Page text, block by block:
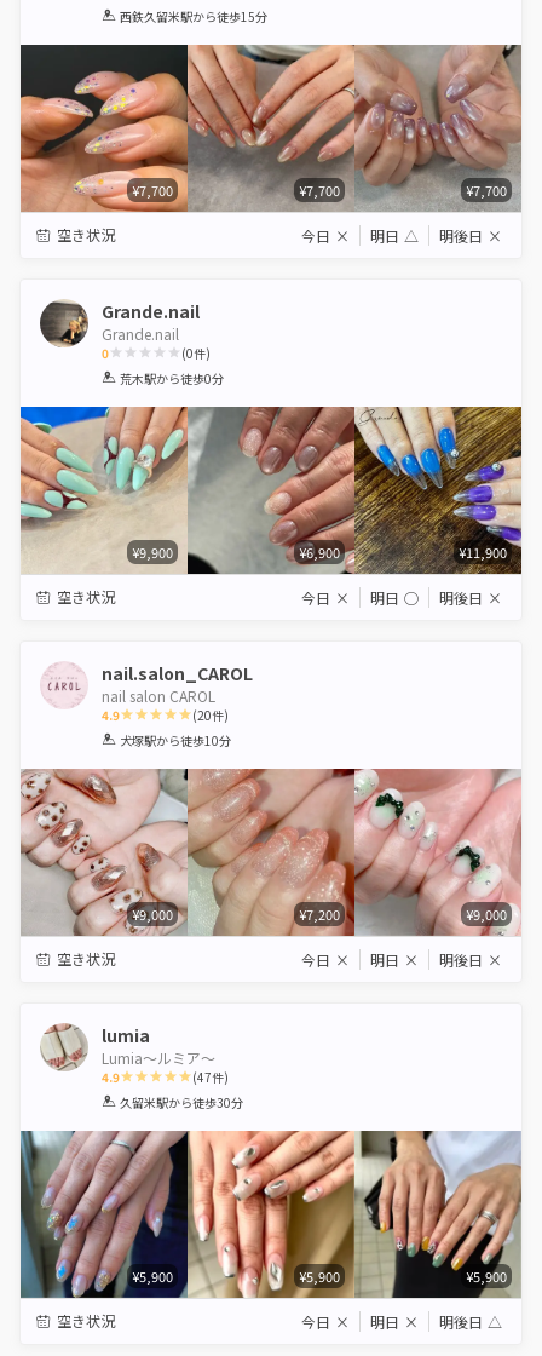
1 2 3 4 5
西鉄久留米駅から徒歩15分
¥7,700 ¥7,700 ¥7,700
空き状況 今日 × 明日 △ 明後日 ×
Grande.nail
Grande.nail
0
1 2 3 4 5
(0件)
荒木駅から徒歩0分
¥9,900 ¥6,900 ¥11,900
空き状況 今日 × 明日 ◯ 明後日 ×
nail.salon_CAROL
nail salon CAROL
4.9
1 2 3 4 5
(20件)
犬塚駅から徒歩10分
¥9,000 ¥7,200 ¥9,000
空き状況 今日 × 明日 × 明後日 ×
lumia
Lumia〜ルミア〜
4.9
1 2 3 4 5
(47件)
久留米駅から徒歩30分
¥5,900 ¥5,900 ¥5,900
空き状況 今日 × 明日 × 明後日 △